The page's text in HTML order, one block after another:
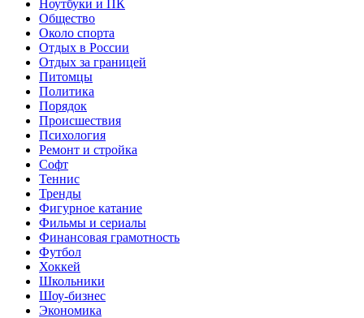
Ноутбуки и ПК
Общество
Около спорта
Отдых в России
Отдых за границей
Питомцы
Политика
Порядок
Происшествия
Психология
Ремонт и стройка
Софт
Теннис
Тренды
Фигурное катание
Фильмы и сериалы
Финансовая грамотность
Футбол
Хоккей
Школьники
Шоу-бизнес
Экономика